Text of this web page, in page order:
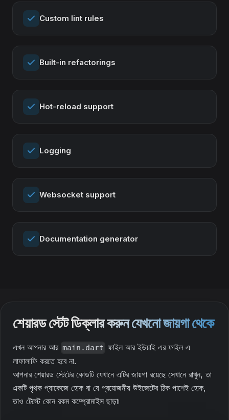
Custom lint rules
Built-in refactorings
Hot-reload support
Logging
Websocket support
Documentation generator
শেয়ারড স্টেট ডিক্লার করুন যেখনো জায়গা থেকে
এখন আপনার আর main.dart ফাইল আর ইউয়াই এর ফাইল এ
লাফালাফি করতে হবে না.
আপনার শেয়ারড স্টেটের কোডটি যেখানে এটির জায়গা রয়েছে সেখানে রাখুন, তা
একটি পৃথক প্যাকেজে হোক বা যে প্রয়োজনীয় উইজেটের ঠিক পাশেই হোক,
তাও টেস্টে কোন রকম কম্প্রোমাইস ছাড়া৷